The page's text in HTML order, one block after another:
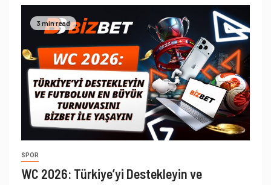
3 min read
SPOR
WC 2026: Türkiye’yi Destekleyin ve